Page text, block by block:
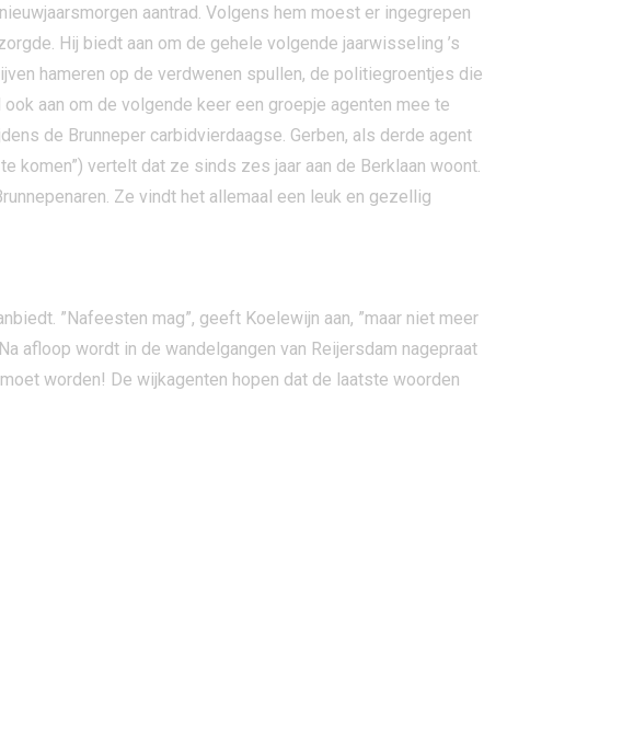
aantrad. Volgens hem moest er ingegrepen
Hij biedt aan om de gehele volgende jaarwisseling ’s
hameren op de verdwenen spullen, de politiegroentjes die
aan om de volgende keer een groepje agenten mee te
de Brunneper carbidvierdaagse. Gerben, als derde agent
komen”) vertelt dat ze sinds zes jaar aan de Berklaan woont.
Ze vindt het allemaal een leuk en gezellig
”Nafeesten mag”, geeft Koelewijn aan, ”maar niet meer
afloop wordt in de wandelgangen van Reijersdam nagepraat
worden! De wijkagenten hopen dat de laatste woorden